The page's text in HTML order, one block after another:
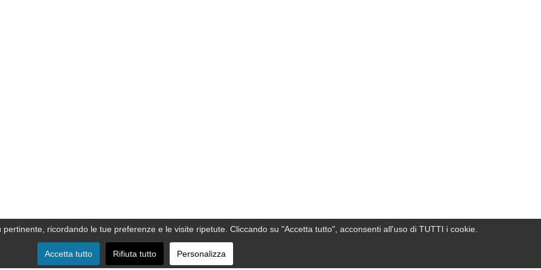
ricordando le tue preferenze e le visite ripetute. Cliccando su "Accetta tutto", acconsenti all'uso di TUTTI i cookie.
Accetta tutto Rifiuta tutto Personalizza